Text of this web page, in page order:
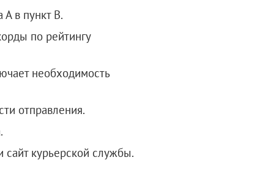
А в пункт В.
по рейтингу
необходимость
отправления.
сайт курьерской службы.